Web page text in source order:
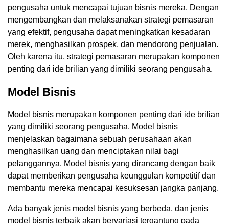
pengusaha untuk mencapai tujuan bisnis mereka. Dengan
mengembangkan dan melaksanakan strategi pemasaran
yang efektif, pengusaha dapat meningkatkan kesadaran
merek, menghasilkan prospek, dan mendorong penjualan.
Oleh karena itu, strategi pemasaran merupakan komponen
penting dari ide brilian yang dimiliki seorang pengusaha.
Model Bisnis
Model bisnis merupakan komponen penting dari ide brilian
yang dimiliki seorang pengusaha. Model bisnis
menjelaskan bagaimana sebuah perusahaan akan
menghasilkan uang dan menciptakan nilai bagi
pelanggannya. Model bisnis yang dirancang dengan baik
dapat memberikan pengusaha keunggulan kompetitif dan
membantu mereka mencapai kesuksesan jangka panjang.
Ada banyak jenis model bisnis yang berbeda, dan jenis
model bisnis terbaik akan bervariasi tergantung pada